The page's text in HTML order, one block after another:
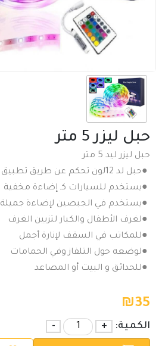
حبل ليزر 5 متر
حبل ليزر ليد 5 متر
●حبل لد 12لون تحكم عن طريق تطبيق الهاتف
●يستخدم للسيارات كـ إضاءة مخفية
●يستخدم في الجبصين لإضاءة جميلة
●لغرف الأطفال والكبار لتزيين الغرف
●للمكاتب في السقف لإنارة أجمل
●لوضعه حول التلفاز وفي الحمامات
●للحدائق و البيت أو المصاعد
₪35
الكمية: +
-